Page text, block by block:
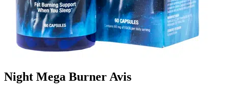
Night Mega Burner Avis